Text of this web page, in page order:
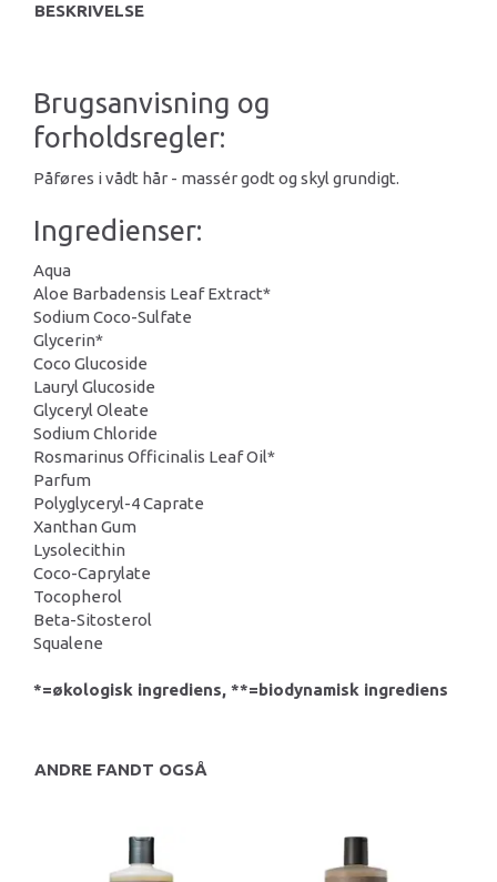
BESKRIVELSE
Brugsanvisning og
forholdsregler:
Påføres i vådt hår - massér godt og skyl grundigt.
Ingredienser:
Aqua
Aloe Barbadensis Leaf Extract*
Sodium Coco-Sulfate
Glycerin*
Coco Glucoside
Lauryl Glucoside
Glyceryl Oleate
Sodium Chloride
Rosmarinus Officinalis Leaf Oil*
Parfum
Polyglyceryl-4 Caprate
Xanthan Gum
Lysolecithin
Coco-Caprylate
Tocopherol
Beta-Sitosterol
Squalene
*=økologisk ingrediens, **=biodynamisk ingrediens
ANDRE FANDT OGSÅ